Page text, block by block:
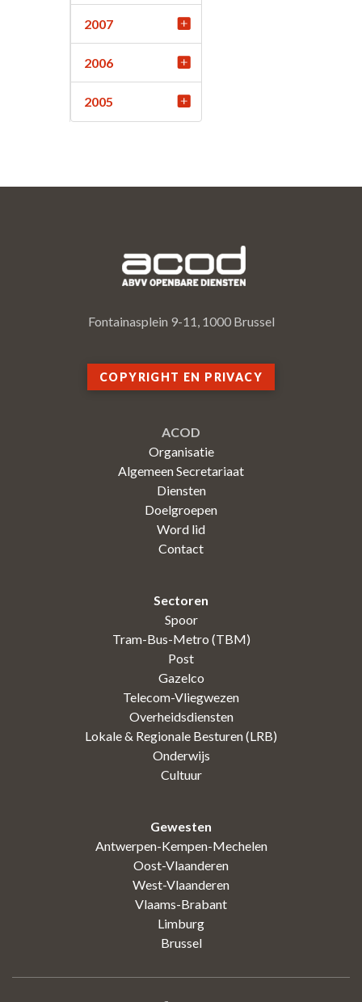
2007
2006
2005
Fontainasplein 9-11, 1000 Brussel
COPYRIGHT EN PRIVACY
ACOD
Organisatie
Algemeen Secretariaat
Diensten
Doelgroepen
Word lid
Contact
Sectoren
Spoor
Tram-Bus-Metro (TBM)
Post
Gazelco
Telecom-Vliegwezen
Overheidsdiensten
Lokale & Regionale Besturen (LRB)
Onderwijs
Cultuur
Gewesten
Antwerpen-Kempen-Mechelen
Oost-Vlaanderen
West-Vlaanderen
Vlaams-Brabant
Limburg
Brussel